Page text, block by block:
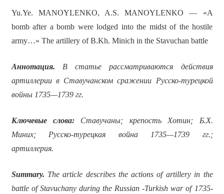
Yu.Ye. MANOYLENKO, A.S. MANOYLENKO — «A
bomb after a bomb were lodged into the midst of the hostile
army…» The artillery of B.Kh. Minich in the Stavuchan battle
Аннотация.
В статье рассматриваются действия
артиллерии в Ставучанском сражении Русско-турецкой
войны 1735—1739 гг.
Ключевые слова:Ставучаны; крепость Хотин; Б.Х.
Миних; Русско-турецкая война 1735—1739 гг.;
артиллерия.
Summary. The article describes the actions of artillery in the
battle of Stavuchany during the Russian -Turkish war of 1735-